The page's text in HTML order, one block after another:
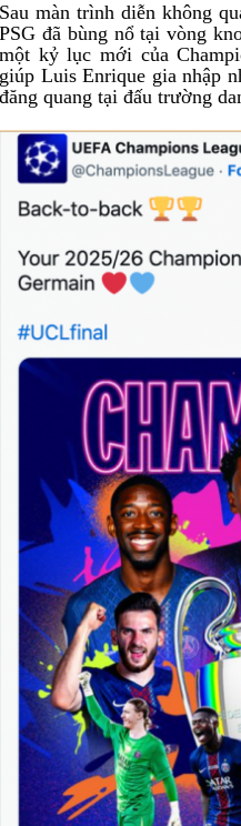
Sau màn trình diễn không
PSG đã bùng nổ tại vòng
một kỷ lục mới của
giúp Luis Enrique gia nhập
đăng quang tại đấu trường